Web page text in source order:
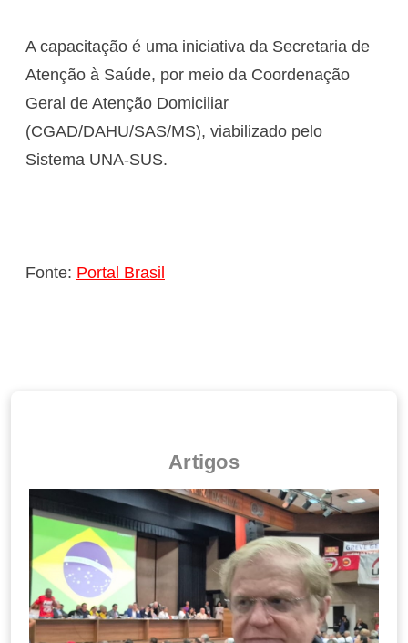
A capacitação é uma iniciativa da Secretaria de
Atenção à Saúde, por meio da Coordenação
Geral de Atenção Domiciliar
(CGAD/DAHU/SAS/MS), viabilizado pelo
Sistema UNA-SUS.
Fonte: Portal Brasil
Artigos